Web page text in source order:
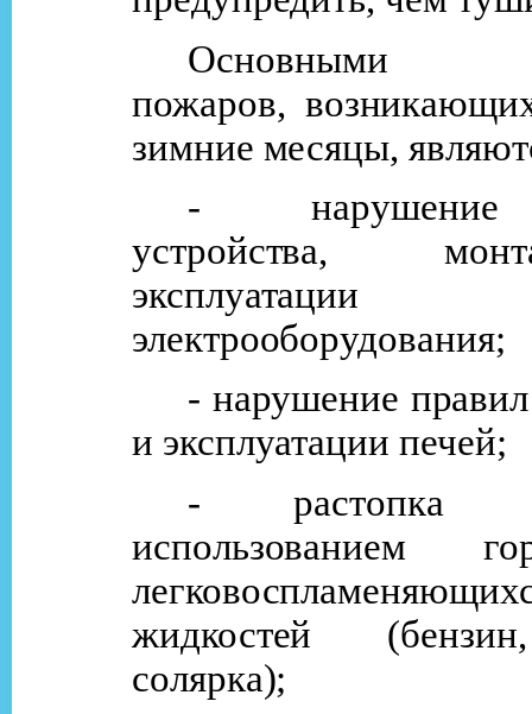
Основными
пожаров,
зимние месяцы,
- нарушение
устройства,
эксплуатации
электрооборудования;
- нарушение правил
и эксплуатации печей;
- растопка
использованием
жидкостей
солярка);